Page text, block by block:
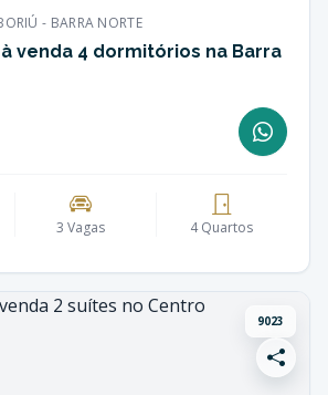
- BARRA NORTE
venda 4 dormitórios na Barra
3 Vagas 4 Quartos
9023